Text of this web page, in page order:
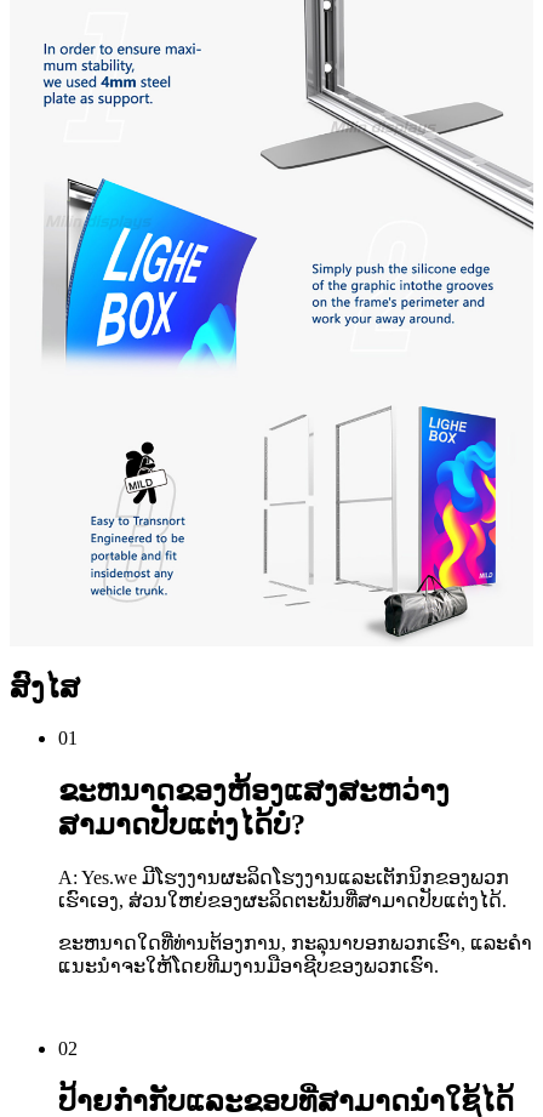
ສົງໄສ
01
ຂະຫນາດຂອງຫ້ອງແສງສະຫວ່າງ
ສາມາດປັບແຕ່ງໄດ້ບໍ?
A: Yes.we ມີໂຮງງານຜະລິດໂຮງງານແລະເຕັກນິກຂອງພວກ
ເຮົາເອງ, ສ່ວນໃຫຍ່ຂອງຜະລິດຕະພັນທີ່ສາມາດປັບແຕ່ງໄດ້.
ຂະຫນາດໃດທີ່ທ່ານຕ້ອງການ, ກະລຸນາບອກພວກເຮົາ, ແລະຄໍາ
ແນະນໍາຈະໃຫ້ໂດຍທີມງານມືອາຊີບຂອງພວກເຮົາ.
02
ປ້າຍກໍາກັບແລະຂອບທີ່ສາມາດນໍາໃຊ້ໄດ້